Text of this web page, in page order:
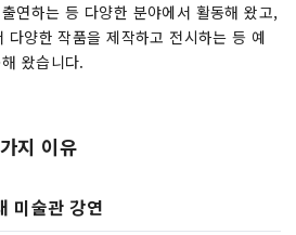
연하는 등 다양한 분야에서 활동해 왔고,
양한 작품을 제작하고 전시하는 등 예
왔습니다.
지 이유
미술관 강연